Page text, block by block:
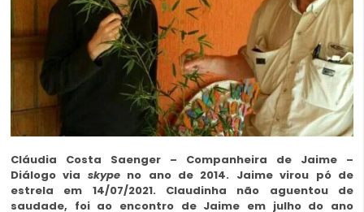
Cláudia Costa Saenger – Companheira de Jaime –
Diálogo via skypeno ano de 2014. Jaime virou pó de
estrela em 14/07/2021. Claudinha não aguentou de
saudade, foi ao encontro de Jaime em julho do ano